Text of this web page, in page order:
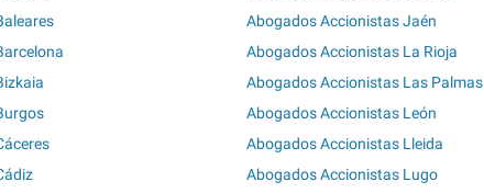
Abogados Accionistas Jaén
Abogados Accionistas La Rioja
Abogados Accionistas Las Palmas
Abogados Accionistas León
Abogados Accionistas Lleida
Abogados Accionistas Lugo